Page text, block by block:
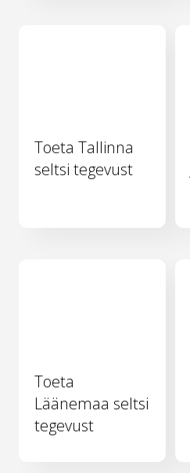
Toeta Tallinna
seltsi tegevust
Toeta
Läänemaa seltsi
tegevust